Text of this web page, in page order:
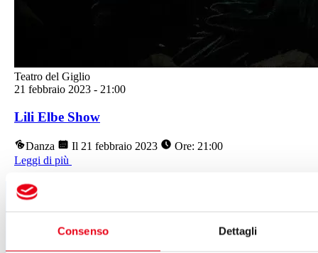
Consenso Dettagli
Teatro del Giglio
21 febbraio 2023 - 21:00
Lili Elbe Show
Danza Il 21 febbraio 2023
Ore: 21:00
Leggi di più
Segui tutte le novità